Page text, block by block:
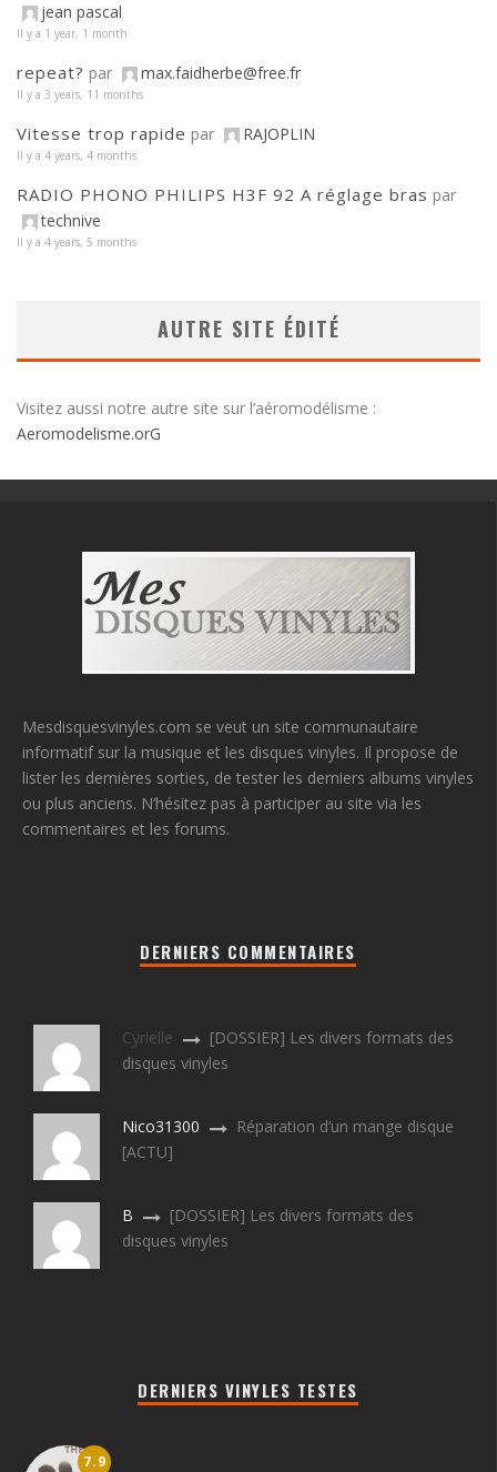
jean pascal
Il y a 1 year, 1 month
repeat? par max.faidherbe@free.fr
Il y a 3 years, 11 months
Vitesse trop rapide par RAJOPLIN
Il y a 4 years, 4 months
RADIO PHONO PHILIPS H3F 92 A réglage bras par
technive
Il y a 4 years, 5 months
AUTRE SITE ÉDITÉ
Visitez aussi notre autre site sur l’aéromodélisme :
Aeromodelisme.orG
Mesdisquesvinyles.com se veut un site communautaire
informatif sur la musique et les disques vinyles. Il propose de
lister les dernières sorties, de tester les derniers albums vinyles
ou plus anciens. N’hésitez pas à participer au site via les
commentaires et les forums.
DERNIERS COMMENTAIRES
Cyrielle
[DOSSIER] Les divers formats des
disques vinyles
Nico31300
Réparation d’un mange disque
[ACTU]
B
[DOSSIER] Les divers formats des
disques vinyles
DERNIERS VINYLES TESTES
7.9